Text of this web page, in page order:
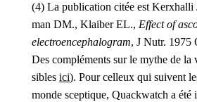
(4) La publi­ca­tion citée est
man DM., Klai­ber EL., Effect of
elec­troen­ce­pha­lo­gram, J Nutr. 1975
Des com­plé­ments sur le mythe de
sibles ici). Pour cel­leux qui suivent
monde scep­tique, Qua­ck­watch a été